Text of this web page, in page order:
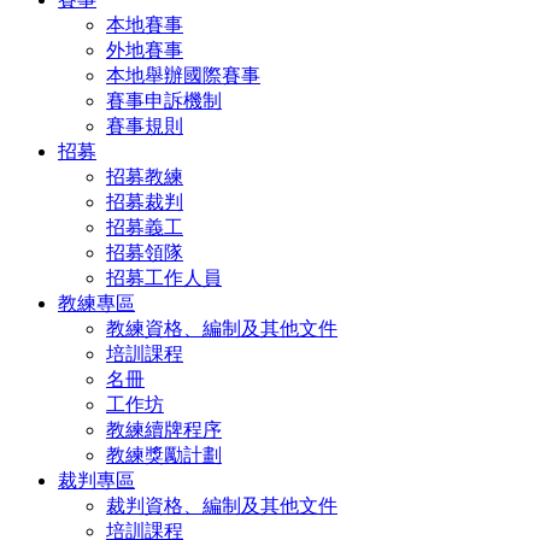
本地賽事
外地賽事
本地舉辦國際賽事
賽事申訴機制
賽事規則
招募
招募教練
招募裁判
招募義工
招募領隊
招募工作人員
教練專區
教練資格、編制及其他文件
培訓課程
名冊
工作坊
教練續牌程序
教練獎勵計劃
裁判專區
裁判資格、編制及其他文件
培訓課程